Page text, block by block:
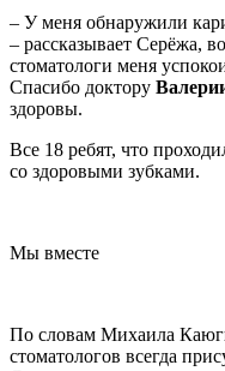
– У меня обнаружили
– рассказывает Серёжа,
стоматологи меня
Спасибо доктору
здоровы.
Все 18 ребят, что
со здоровыми зубками.
Мы вместе
По словам Михаила
стоматологов всегда